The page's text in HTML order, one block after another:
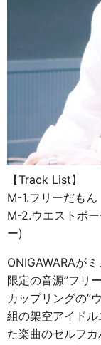
【Track List】
M-1.フリーだもん
M-2.ウエストポ
ー)
ONIGAWARAが
限定の音源”フリ
カップリングの”
組の架空アイド
た楽曲のセルフカ